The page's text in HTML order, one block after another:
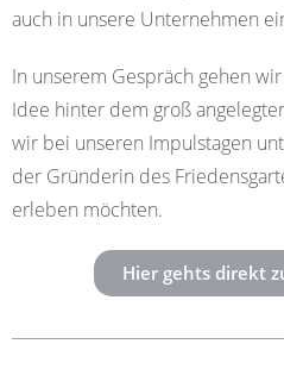
auch in unsere Unternehmen
In unserem Gespräch gehen
Idee hinter dem groß
wir bei unseren Impulstagen
der Gründerin des
erleben möchten.
Hier gehts direkt